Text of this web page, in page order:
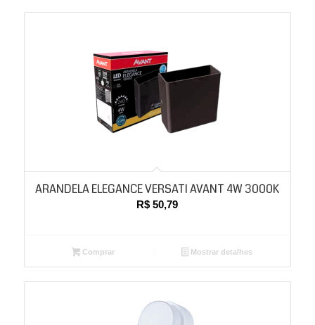
ARANDELA ELEGANCE VERSATI AVANT 4W 3000K
R$ 50,79
Comprar Mostrar detalhes